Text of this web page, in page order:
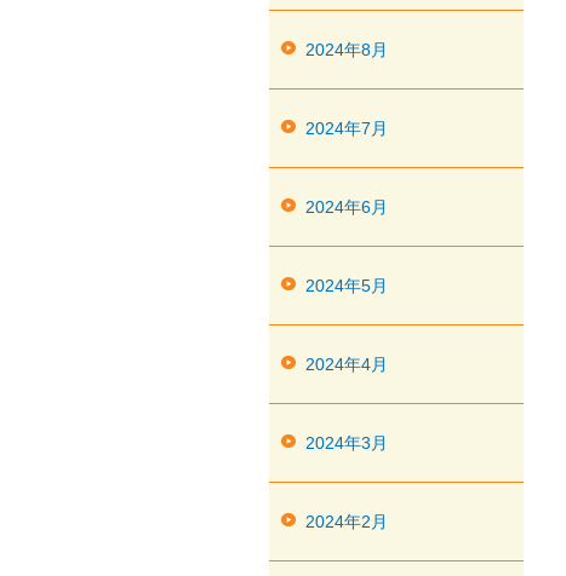
2024年8月
2024年7月
2024年6月
2024年5月
2024年4月
2024年3月
2024年2月